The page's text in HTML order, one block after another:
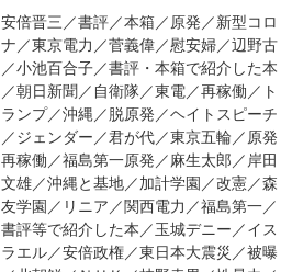
安倍晋三 ／書評／本箱／ 原発 ／新型コロ
ナ ／東京電力 ／菅義偉／慰安婦／辺野古
／小池百合子／書評・本箱で紹介した本
／朝日新聞 ／ 自衛隊／東電／再稼働 ／ ト
ランプ／沖縄 ／脱原発 ／ヘイトスピーチ
／ジェンダー ／君が代／東京五輪 ／ 原発
再稼働 ／福島第一原発 ／麻生太郎 ／ 岸田
文雄／沖縄と基地／加計学園 ／改憲／森
友学園 ／ リニア ／関西電力 ／福島第一／
書評等で紹介した本 ／玉城デニー ／イス
ラエル／安倍政権／東日本大震災 ／被曝